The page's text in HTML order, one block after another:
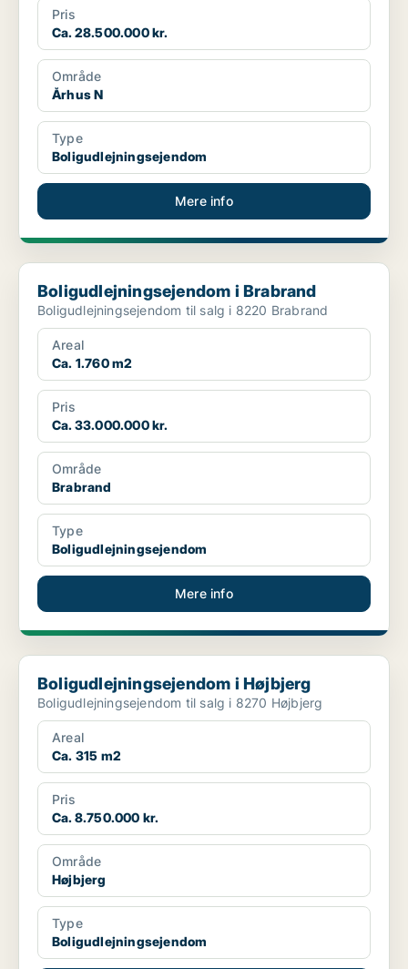
Pris
Ca. 28.500.000 kr.
Område
Århus N
Type
Boligudlejningsejendom
Mere info
Boligudlejningsejendom i Brabrand
Boligudlejningsejendom i Brabrand
Boligudlejningsejendom til salg i 8220 Brabrand
Areal
Ca. 1.760 m2
Pris
Ca. 33.000.000 kr.
Område
Brabrand
Type
Boligudlejningsejendom
Mere info
Boligudlejningsejendom i Højbjerg
Boligudlejningsejendom i Højbjerg
Boligudlejningsejendom til salg i 8270 Højbjerg
Areal
Ca. 315 m2
Pris
Ca. 8.750.000 kr.
Område
Højbjerg
Type
Boligudlejningsejendom